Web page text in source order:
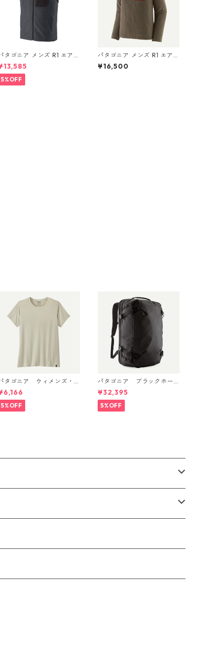
タゴニア メンズ R1 エア
スト 40285 Smolder Blu
5%OFF
パタゴニア メンズ R1 エア
クルー 40236 Marlow Bro
wn
¥16,500
タゴニア ウィメンズ・
ャプリーン・クール・デ
リー・シャツ Dyno Whit
45226
5%OFF
パタゴニア ブラックホー
ル・MLC 45L Black w/Blac
k 49307 日本正規品
¥32,395
5%OFF